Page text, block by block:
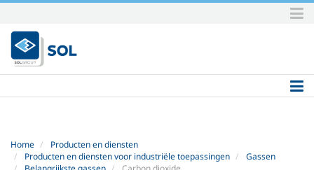
Skip
to
content.
|
to
Home
Producten en diensten
Producten en diensten voor industriële toepassingen
Gassen